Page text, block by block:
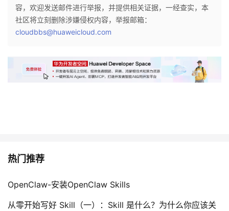
容，欢迎发送邮件进行举报，并提供相关证据，一经查实，本
社区将立刻删除涉嫌侵权内容，举报邮箱：
cloudbbs@huaweicloud.com
热门推荐
OpenClaw-安装OpenClaw Skills
从零开始写好 Skill（一）：Skill 是什么？为什么你应该关